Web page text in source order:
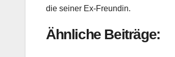
die seiner Ex-Freundin.
Ähnliche Beiträge: